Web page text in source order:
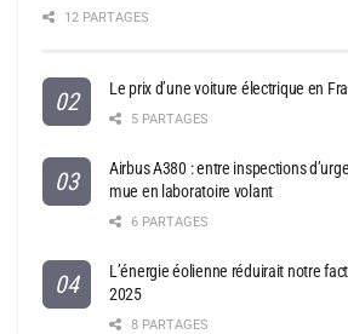
12 PARTAGES
Le prix d’une voiture électrique en
5 PARTAGES
Airbus A380 : entre inspections
mue en laboratoire volant
6 PARTAGES
L’énergie éolienne réduirait notre
2025
8 PARTAGES